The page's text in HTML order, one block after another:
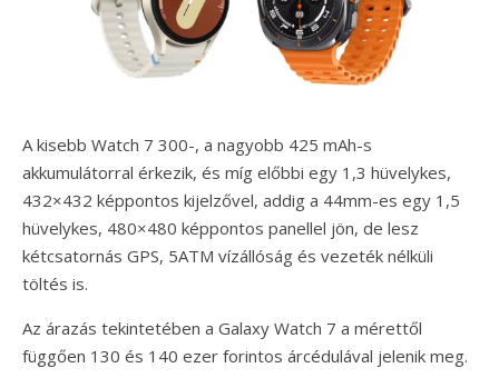
A kisebb Watch 7 300-, a nagyobb 425 mAh-s
akkumulátorral érkezik, és míg előbbi egy 1,3 hüvelykes,
432×432 képpontos kijelzővel, addig a 44mm-es egy 1,5
hüvelykes, 480×480 képpontos panellel jön, de lesz
kétcsatornás GPS, 5ATM vízállóság és vezeték nélküli
töltés is.
Az árazás tekintetében a Galaxy Watch 7 a mérettől
függően 130 és 140 ezer forintos árcédulával jelenik meg.